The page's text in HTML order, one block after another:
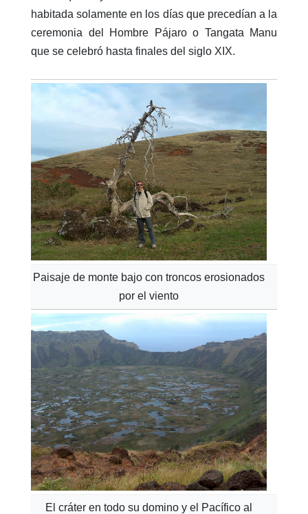
habitada solamente en los días que precedían a la
ceremonia del Hombre Pájaro o Tangata Manu
que se celebró hasta finales del siglo XIX.
Paisaje de monte bajo con troncos erosionados
por el viento
El cráter en todo su domino y el Pacífico al